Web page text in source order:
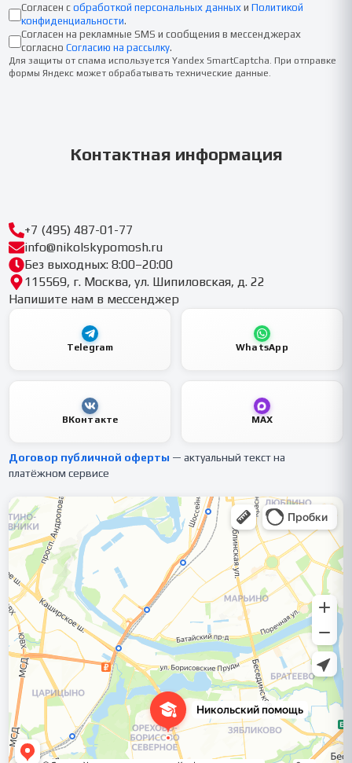
Согласен с обработкой персональных данных и Политикой
конфиденциальности.
Согласен на рекламные SMS и сообщения в мессенджерах
согласно Согласию на рассылку.
Для защиты от спама используется Yandex SmartCaptcha. При отправке
формы Яндекс может обрабатывать технические данные.
Контактная информация
+7 (495) 487-01-77
info@nikolskypomosh.ru
Без выходных: 8:00–20:00
115569, г. Москва, ул. Шипиловская, д. 22
Напишите нам в мессенджер
Telegram WhatsApp
ВКонтакте MAX
Договор публичной оферты — актуальный текст на
платёжном сервисе